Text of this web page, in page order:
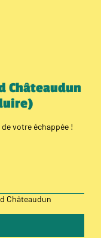
Châteaudun
votre échappée !
Châteaudun